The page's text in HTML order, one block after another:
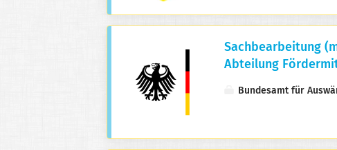
Sachbearbeitung
Abteilung
Bundesamt für